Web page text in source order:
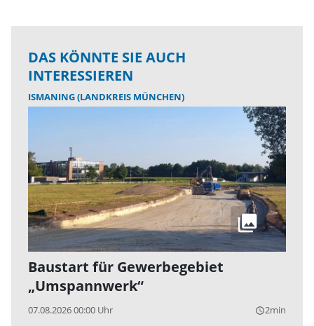
DAS KÖNNTE SIE AUCH
INTERESSIEREN
ISMANING (LANDKREIS MÜNCHEN)
Baustart für Gewerbegebiet
„Umspannwerk“
07.08.2026 00:00 Uhr query_builder2min